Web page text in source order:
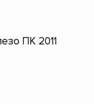
ПК 2011